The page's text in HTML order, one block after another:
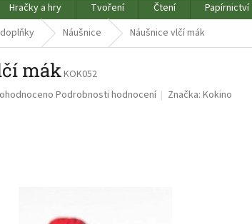
Hračky a hry Tvoření Čtení Papírnictví
Náušnice Náušnice vlčí mák
mákKOK052
Podrobnosti hodnocení Značka:Kokino